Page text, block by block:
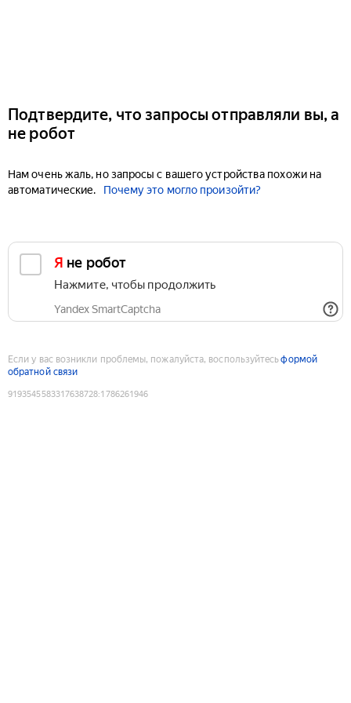
Подтвердите, что запросы отправляли вы, а
не робот
Нам очень жаль, но запросы с вашего устройства похожи на
автоматические.
Почему это могло произойти?
Я не робот
Нажмите, чтобы продолжить
Yandex SmartCaptcha
Если у вас возникли проблемы, пожалуйста, воспользуйтесьформой
обратной связи
9193545583317638728:1786261946